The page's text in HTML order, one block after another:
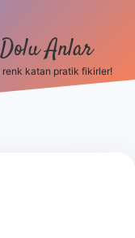
Anlar
renk katan pratik fikirler!